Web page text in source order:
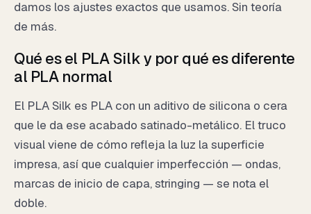
damos los ajustes exactos que usamos. Sin teoría
de más.
Qué es el PLA Silk y por qué es diferente
al PLA normal
El PLA Silk es PLA con un aditivo de silicona o cera
que le da ese acabado satinado-metálico. El truco
visual viene de cómo refleja la luz la superficie
impresa, así que cualquier imperfección — ondas,
marcas de inicio de capa, stringing — se nota el
doble.